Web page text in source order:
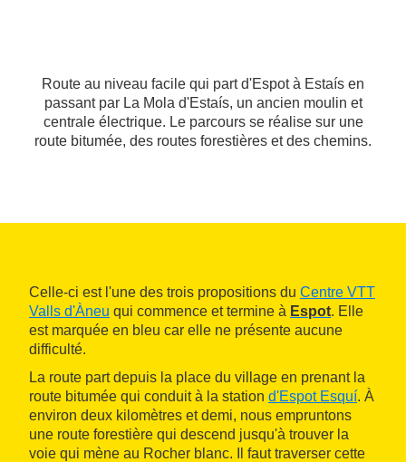
Route au niveau facile qui part d'Espot à Estaís en
passant par La Mola d'Estaís, un ancien moulin et
centrale électrique. Le parcours se réalise sur une
route bitumée, des routes forestières et des chemins.
Celle-ci est l'une des trois propositions du Centre VTT
Valls d'Àneu qui commence et termine à Espot. Elle
est marquée en bleu car elle ne présente aucune
difficulté.
La route part depuis la place du village en prenant la
route bitumée qui conduit à la station d'Espot Esquí. À
environ deux kilomètres et demi, nous empruntons
une route forestière qui descend jusqu'à trouver la
voie qui mène au Rocher blanc. Il faut traverser cette